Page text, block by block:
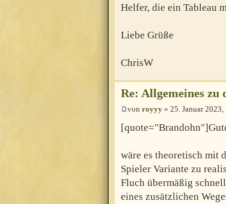
Helfer, die ein Tableau
Liebe Grüße
ChrisW
Re: Allgemeines zu
von royyy » 25. Januar 2023,
wäre es theoretisch mit
Spieler Variante zu
Fluch übermäßig
eines zusätzlichen